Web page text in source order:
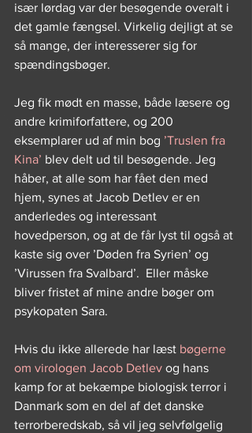
især lørdag var der besøgende overalt i
det gamle fængsel. Virkelig dejligt at se
så mange, der interesserer sig for
spændingsbøger.
Jeg fik mødt en masse, både læsere og
andre krimiforfattere, og 200
eksemplarer ud af min bog ’Truslen fra
Kina’ blev delt ud til besøgende. Jeg
håber, at alle som har fået den med
hjem, synes at Jacob Detlev er en
anderledes og interessant
hovedperson, og at de får lyst til også at
kaste sig over ’Døden fra Syrien’ og
’Virussen fra Svalbard’.  Eller måske
bliver fristet af mine andre bøger om
psykopaten Sara.
Hvis du ikke allerede har læst bøgerne
om virologen Jacob Detlev og hans
kamp for at bekæmpe biologisk terror i
Danmark som en del af det danske
terrorberedskab, så vil jeg selvfølgelig